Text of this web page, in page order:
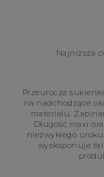
Najniższa
Przeurocza
na nadchodzące
materiału.
Długość maxi
niezwykłego
wyeksponuje